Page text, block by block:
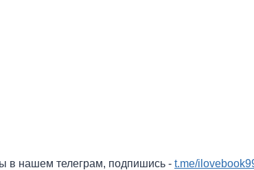
в нашем телеграм, подпишись - t.me/